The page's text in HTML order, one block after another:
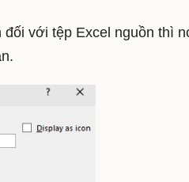
với tệp Excel nguồn thì